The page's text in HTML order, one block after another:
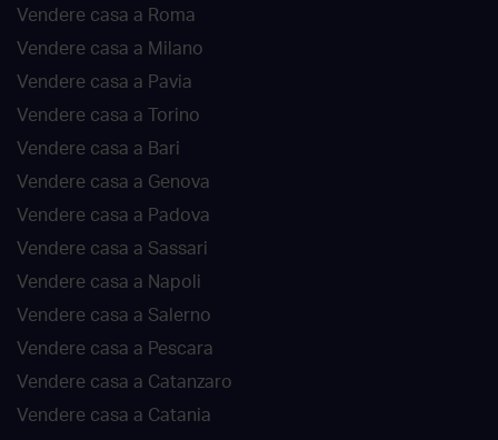
Vendere casa a Roma
Vendere casa a Milano
Vendere casa a Pavia
Vendere casa a Torino
Vendere casa a Bari
Vendere casa a Genova
Vendere casa a Padova
Vendere casa a Sassari
Vendere casa a Napoli
Vendere casa a Salerno
Vendere casa a Pescara
Vendere casa a Catanzaro
Vendere casa a Catania